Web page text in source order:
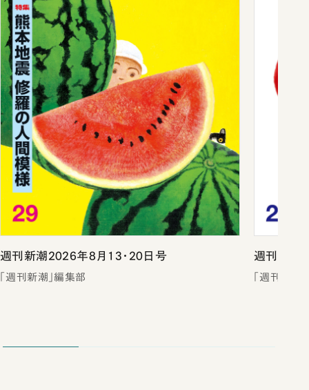
週刊新潮2026年8月13・20日号
「週刊新潮」編集部
週刊新潮
「週刊新潮